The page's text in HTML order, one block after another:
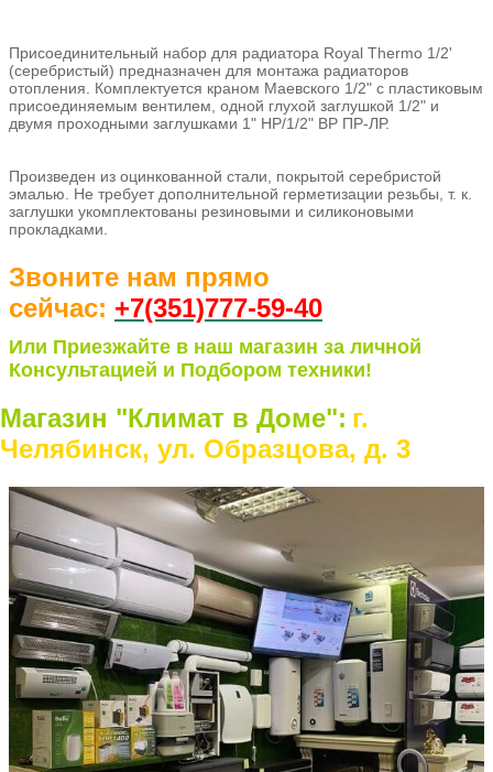
Присоединительный набор для радиатора Royal Thermo 1/2'
(серебристый) предназначен для монтажа радиаторов
отопления. Комплектуется краном Маевского 1/2" с пластиковым
присоединяемым вентилем, одной глухой заглушкой 1/2" и
двумя проходными заглушками 1" НР/1/2" ВР ПР-ЛР.
Произведен из оцинкованной стали, покрытой серебристой
эмалью. Не требует дополнительной герметизации резьбы, т. к.
заглушки укомплектованы резиновыми и силиконовыми
прокладками.
Звоните нам прямо
сейчас: +7(351)777-59-40
Или Приезжайте в наш магазин за личной
Консультацией и Подбором техники!
Магазин "Климат в Доме": г.
Челябинск, ул. Образцова, д. 3